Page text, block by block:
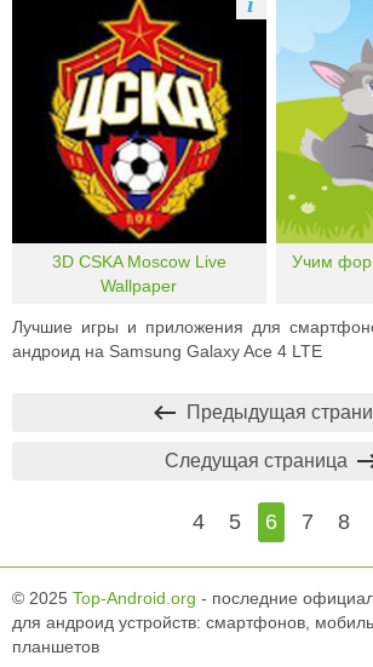
3D CSKA Moscow Live
Wallpaper
Учим
Лучшие игры и приложения для
андроид на Samsung Galaxy Ace 4 LTE
Предыдущая
4 5 6 7 8
Следущая страница
© 2025 Top-Android.org - последние
для андроид устройств: смартфонов,
планшетов